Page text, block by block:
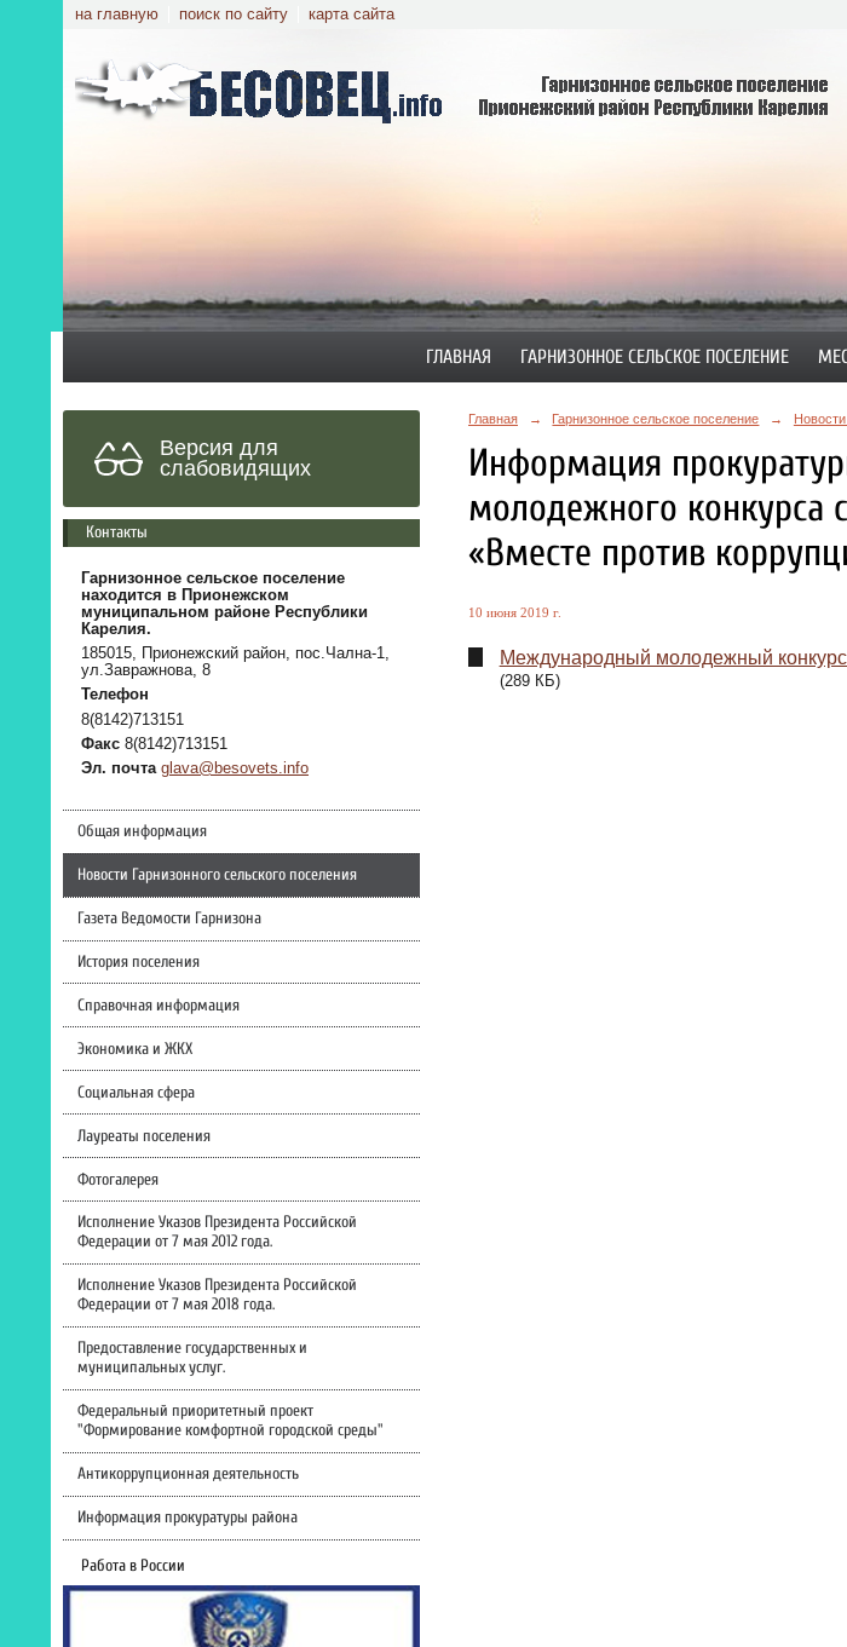
на главную поиск по сайту карта сайта
ГЛАВНАЯ ГАРНИЗОННОЕ СЕЛЬСКОЕ ПОСЕЛЕНИЕ
Версия для
слабовидящих
Контакты
Гарнизонное сельское поселение
находится в Прионежском
муниципальном районе Республики
Карелия.
185015, Прионежский район, пос.Чална-1,
ул.Завражнова, 8
Телефон
8(8142)713151
Факс 8(8142)713151
Эл. почта glava@besovets.info
Общая информация
Новости Гарнизонного сельского поселения
Газета Ведомости Гарнизона
История поселения
Справочная информация
Экономика и ЖКХ
Социальная сфера
Лауреаты поселения
Фотогалерея
Исполнение Указов Президента Российской
Федерации от 7 мая 2012 года.
Исполнение Указов Президента Российской
Федерации от 7 мая 2018 года.
Предоставление государственных и
муниципальных услуг.
Федеральный приоритетный проект
"Формирование комфортной городской среды"
Антикоррупционная деятельность
Информация прокуратуры района
Работа в России
Главная → Гарнизонное сельское поселение →
Информация
молодежного конкурса
«Вместе против
10 июня 2019 г.
Международный молодежный
(289 КБ)